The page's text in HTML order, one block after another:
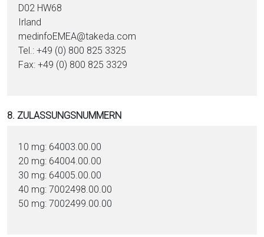
D02 HW68
Irland
medinfoEMEA@takeda.com
Tel.: +49 (0) 800 825 3325
Fax: +49 (0) 800 825 3329
8. ZULASSUNGSNUMMERN
10 mg: 64003.00.00
20 mg: 64004.00.00
30 mg: 64005.00.00
40 mg: 7002498.00.00
50 mg: 7002499.00.00